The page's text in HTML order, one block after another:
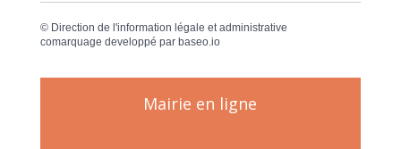
© Direction de l'information légale et administrative
comarquage developpé par baseo.io
Mairie en ligne